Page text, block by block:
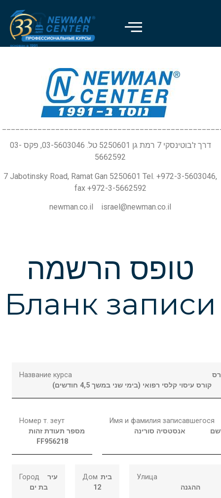
דרך ז'בוטינסקי 7 רמת גן 5250601 טל. 03-5603046, פקס 03-
5662592
7 Jabotinsky Road, Ramat Gan 5250601 Tel. +972-3-5603046,
fax +972-3-5662592
newman.co.il israel@newman.co.il
טופס הרשמה
Бланк записи
Название курса
קורס עיסוי קלסי רפואי (בימי שני במשך 4,5 חודשים)
Номер т. зеут
מספר תעודת זהות
FF956218
Имя и фамилия записавшегося
אנסטסיה סורינה
Город
עיר
בת ים
Дом בית
12
Улица
ההגנה